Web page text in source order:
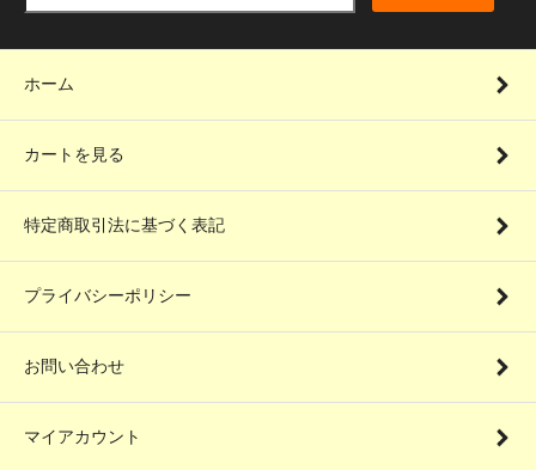
ホーム
カートを見る
特定商取引法に基づく表記
プライバシーポリシー
お問い合わせ
マイアカウント